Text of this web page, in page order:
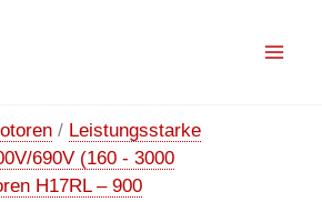
/ Leistungsstarke
690V (160 - 3000
H17RL – 900